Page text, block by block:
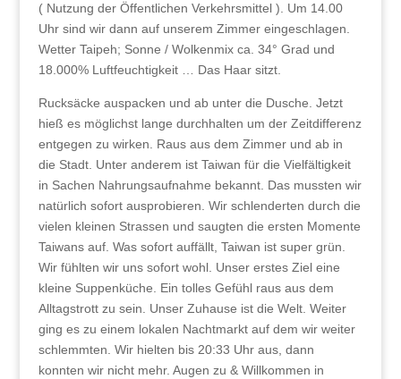
( Nutzung der Öffentlichen Verkehrsmittel ). Um 14.00
Uhr sind wir dann auf unserem Zimmer eingeschlagen.
Wetter Taipeh; Sonne / Wolkenmix ca. 34° Grad und
18.000% Luftfeuchtigkeit … Das Haar sitzt.
Rucksäcke auspacken und ab unter die Dusche. Jetzt
hieß es möglichst lange durchhalten um der Zeitdifferenz
entgegen zu wirken. Raus aus dem Zimmer und ab in
die Stadt. Unter anderem ist Taiwan für die Vielfältigkeit
in Sachen Nahrungsaufnahme bekannt. Das mussten wir
natürlich sofort ausprobieren. Wir schlenderten durch die
vielen kleinen Strassen und saugten die ersten Momente
Taiwans auf. Was sofort auffällt, Taiwan ist super grün.
Wir fühlten wir uns sofort wohl. Unser erstes Ziel eine
kleine Suppenküche. Ein tolles Gefühl raus aus dem
Alltagstrott zu sein. Unser Zuhause ist die Welt. Weiter
ging es zu einem lokalen Nachtmarkt auf dem wir weiter
schlemmten. Wir hielten bis 20:33 Uhr aus, dann
konnten wir nicht mehr. Augen zu & Willkommen in